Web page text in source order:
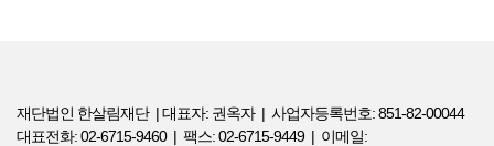
재단법인 한살림재단 | 대표자: 권옥자 | 사업자등록번호: 851-82-00044
대표전화: 02-6715-9460 | 팩스: 02-6715-9449 | 이메일: